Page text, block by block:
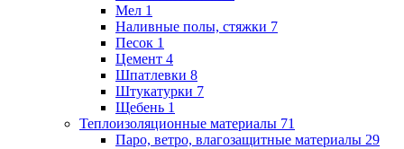
Мел 1
Наливные полы, стяжки 7
Песок 1
Цемент 4
Шпатлевки 8
Штукатурки 7
Щебень 1
Теплоизоляционные материалы 71
Паро, ветро, влагозащитные материалы 29